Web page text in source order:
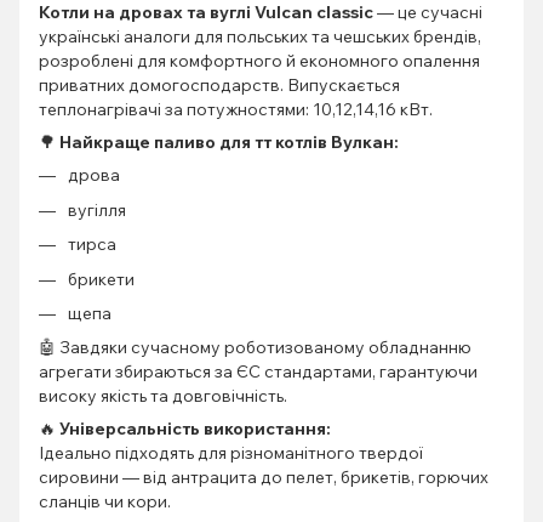
Котли на дровах та вуглі Vulcan classic— це сучасні
українські аналоги для польських та чешських брендів,
розроблені для комфортного й економного опалення
приватних домогосподарств. Випускається
теплонагрівачі за потужностями: 10,12,14,16 кВт.
🌳 Найкраще паливо для тт котлів Вулкан:
дрова
вугілля
тирса
брикети
щепа
🤖 Завдяки сучасному роботизованому обладнанню
агрегати збираються за ЄС стандартами, гарантуючи
високу якість та довговічність.
🔥 Універсальність використання:
Ідеально підходять для різноманітного твердої
сировини — від антрацита до пелет, брикетів, горючих
сланців чи кори.